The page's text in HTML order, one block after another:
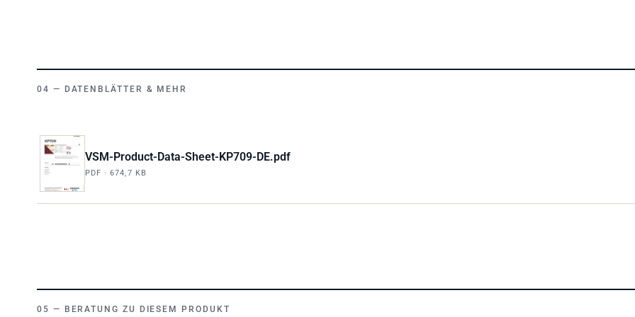
DATENBLÄTTER & MEHR
VSM-Product-Data-Sheet-KP709-DE.pdf
PDF · 674,7 KB
BERATUNG ZU DIESEM PRODUKT